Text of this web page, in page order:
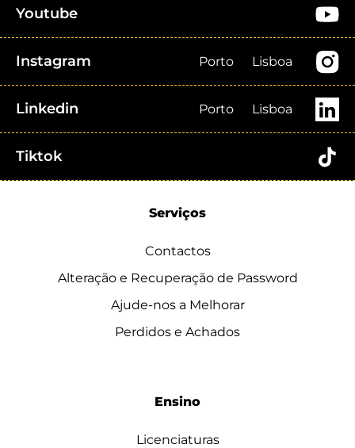
Youtube
Instagram Porto Lisboa
Linkedin Porto Lisboa
Tiktok
Serviços
Contactos
Alteração e Recuperação de Password
Ajude-nos a Melhorar
Perdidos e Achados
Ensino
Licenciaturas